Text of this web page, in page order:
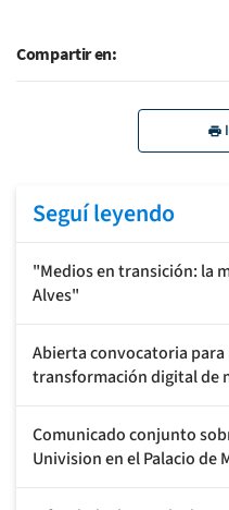
Compartir en:
Seguí leyendo
"Medios en transición: la
Alves"
Abierta convocatoria
transformación digital de
Comunicado conjunto
Univision en el Palacio de